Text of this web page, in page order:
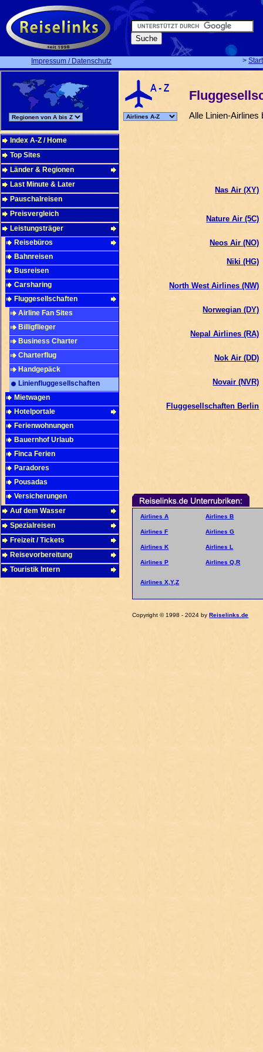
Impressum / Datenschutz >
Index A-Z / Home
Top Sites
Länder & Regionen
Last Minute & Later
Pauschalreisen
Preisvergleich
Leistungsträger
Reisebüros
Bahnreisen
Busreisen
Carsharing
Fluggesellschaften
Airline Fan Sites
Billigflieger
Business Charter
Charterflug
Handgepäck
Linienfluggesellschaften
Mietwagen
Hotelportale
Ferienwohnungen
Bauernhof Urlaub
Finca Ferien
Paradores
Pousadas
Versicherungen
Auf dem Wasser
Spezialreisen
Freizeit / Tickets
Reisevorbereitung
Touristik Intern
Alle Linien-Airlines
Nas Air (XY)
Nature Air (5C)
Neos Air (NO)
Niki (HG)
North West Airlines (NW)
Norwegian (DY)
Nepal Airlines (RA)
Nok Air (DD)
Novair (NVR)
Fluggesellschaften Berlin
Airlines A Airlines B
Airlines F Airlines G
Airlines K Airlines L
Airlines P Airlines Q,R
Airlines X,Y,Z
Copyright © 1998 - 2024 byReiselinks.de